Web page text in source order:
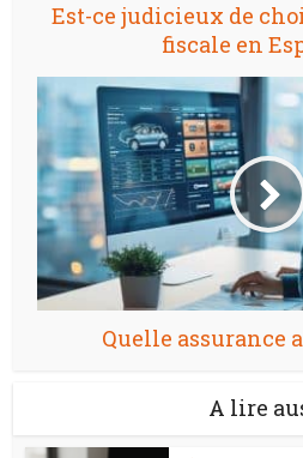
Est-ce judicieux de
fiscale en
Quelle assurance
A lire